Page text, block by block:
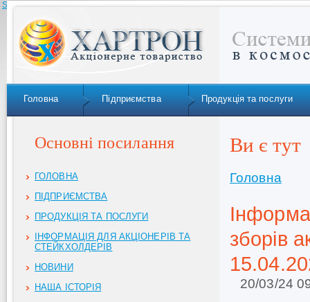
Skip to navigation
Головна Підприємства Продукція та послуги
Основні посилання
ГОЛОВНА
ПІДПРИЄМСТВА
ПРОДУКЦІЯ ТА ПОСЛУГИ
ІНФОРМАЦІЯ ДЛЯ АКЦІОНЕРІВ ТА
СТЕЙКХОЛДЕРІВ
НОВИНИ
НАША ІСТОРІЯ
Ви є тут
Головна
зборів
20/03/24